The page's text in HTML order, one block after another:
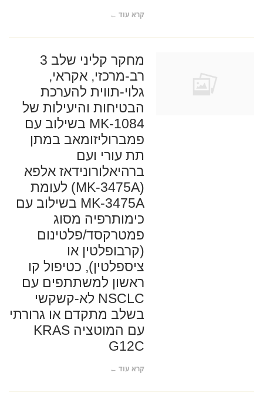
קרא עוד ←
מחקר קליני שלב 3
רב-מרכזי, אקראי,
גלוי-תווית להערכת
הבטיחות והיעילות של
MK-1084 בשילוב עם
פמברוליזומאב במתן
תת עורי ועם
ברהיאלורונידאז אלפא
(MK-3475A) לעומת
MK-3475A בשילוב עם
כימותרפיה מסוג
פמטרקסד/פלטינום
(קרבופלטין או
ציספלטין), כטיפול קו
ראשון למשתתפים עם
NSCLC לא-קשקשי
בשלב מתקדם או גרורתי
עם המוטציה KRAS
G12C
קרא עוד ←